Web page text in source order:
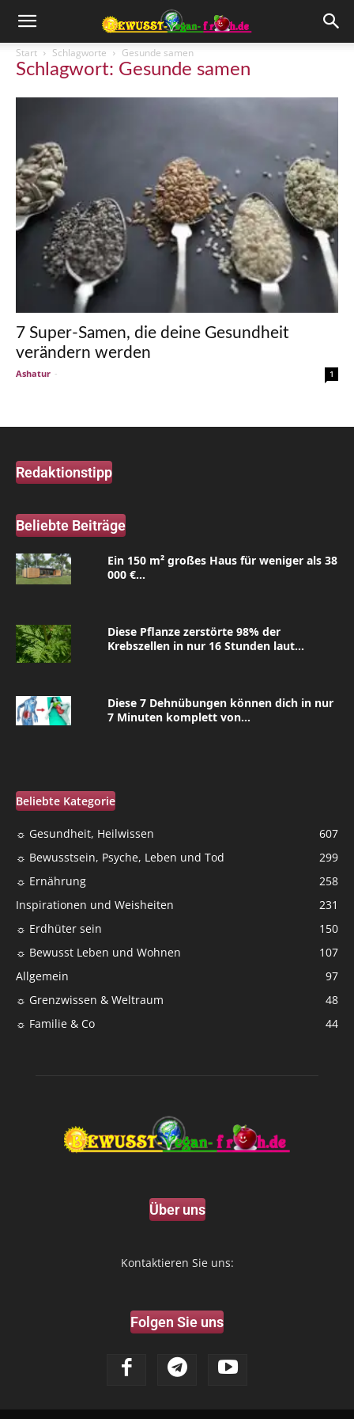
Start Schlagworte Gesunde samen
Schlagwort: Gesunde samen
7 Super-Samen, die deine Gesundheit
verändern werden
Ashatur - 1
Redaktionstipp
Beliebte Beiträge
Ein 150 m² großes Haus für weniger als 38
000 €...
Diese Pflanze zerstörte 98% der
Krebszellen in nur 16 Stunden laut...
Diese 7 Dehnübungen können dich in nur
7 Minuten komplett von...
Beliebte Kategorie
☼ Gesundheit, Heilwissen
607
☼ Bewusstsein, Psyche, Leben und Tod
299
☼ Ernährung
258
Inspirationen und Weisheiten
231
☼ Erdhüter sein
150
☼ Bewusst Leben und Wohnen
107
Allgemein
97
☼ Grenzwissen & Weltraum
48
☼ Familie & Co
44
Über uns
Kontaktieren Sie uns:
Folgen Sie uns